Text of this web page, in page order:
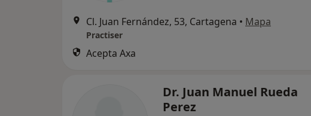
Cl. Juan Fernández, 53, Cartagena • Mapa
Practiser
Acepta Axa
Dr. Juan Manuel Rueda
Perez